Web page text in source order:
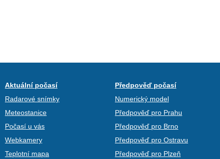
Aktuální počasí
Radarové snímky
Meteostanice
Počasí u vás
Webkamery
Teplotní mapa
Předpověď počasí
Numerický model
Předpověď pro Prahu
Předpověď pro Brno
Předpověď pro Ostravu
Předpověď pro Plzeň